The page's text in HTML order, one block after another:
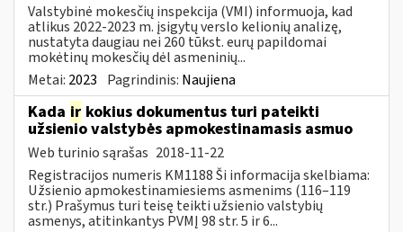
Valstybinė mokesčių inspekcija (VMI) informuoja, kad
atlikus 2022-2023 m. įsigytų verslo kelionių analizę,
nustatyta daugiau nei 260 tūkst. eurų papildomai
mokėtinų mokesčių dėl asmeninių...
Metai: 2023 Pagrindinis: Naujiena
Kada ir kokius dokumentus turi pateikti
užsienio valstybės apmokestinamasis asmuo
Web turinio sąrašas 2018-11-22
Registracijos numeris KM1188 Ši informacija skelbiama:
Užsienio apmokestinamiesiems asmenims (116–119
str.) Prašymus turi teisę teikti užsienio valstybių
asmenys, atitinkantys PVMĮ 98 str. 5 ir 6...